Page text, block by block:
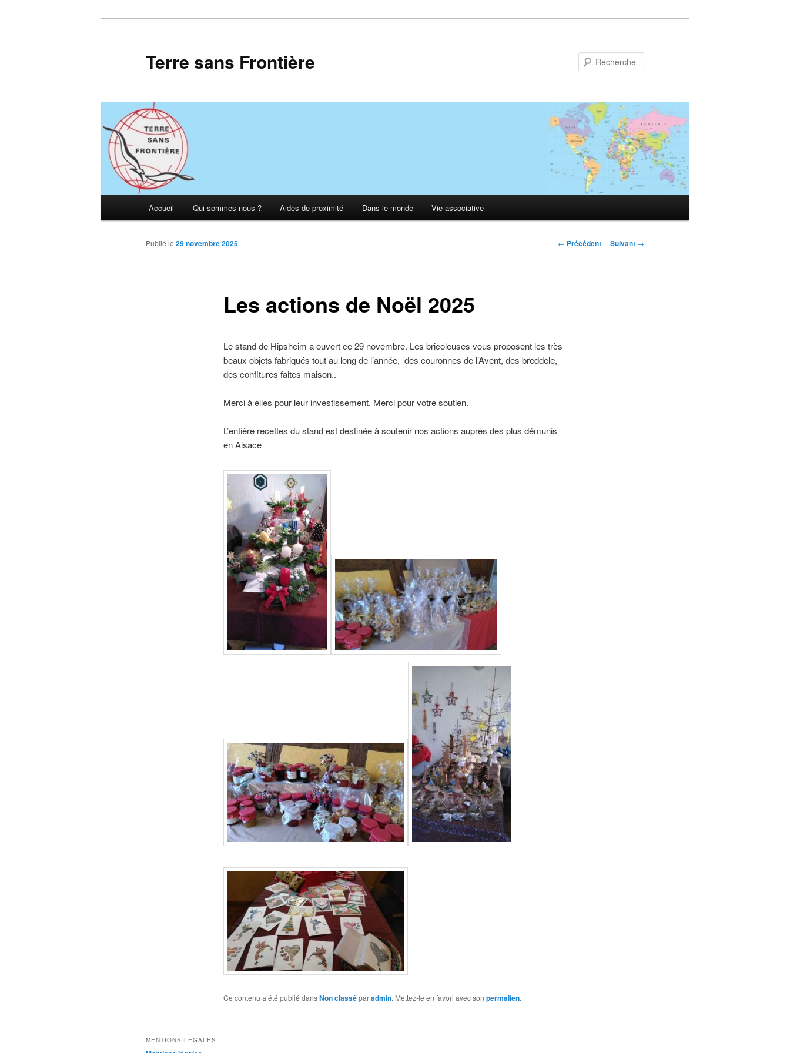
Terre sans Frontière
Accueil Qui sommes nous ? Aides de proximité Dans le monde Vie associative
Navigation
← Précédent Suivant →
Les actions de Noël 2025
Publié le 29 novembre 2025
Le stand de Hipsheim a ouvert ce 29 novembre. Les bricoleuses vous proposent les très
beaux objets fabriqués tout au long de l’année, des couronnes de l’Avent, des breddele,
des confitures faites maison..
Merci à elles pour leur investissement. Merci pour votre soutien.
L’entière recettes du stand est destinée à soutenir nos actions auprès des plus démunis
en Alsace
Ce contenu a été publié dansNon classéparadmin. Mettez-le en favori avec son permalien.
MENTIONS LÉGALES